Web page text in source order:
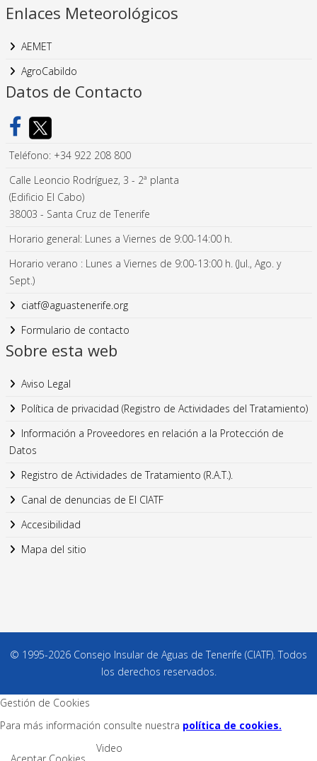
Enlaces Meteorológicos
AEMET
AgroCabildo
Datos de Contacto
Teléfono: +34 922 208 800
Calle Leoncio Rodríguez, 3 - 2ª planta
(Edificio El Cabo)
38003 - Santa Cruz de Tenerife
Horario general: Lunes a Viernes de 9:00-14:00 h.
Horario verano : Lunes a Viernes de 9:00-13:00 h. (Jul., Ago. y
Sept.)
ciatf@aguastenerife.org
Formulario de contacto
Sobre esta web
Aviso Legal
Política de privacidad (Registro de Actividades del Tratamiento)
Información a Proveedores en relación a la Protección de
Datos
Registro de Actividades de Tratamiento (R.A.T.).
Canal de denuncias de El CIATF
Accesibilidad
Mapa del sitio
© 1995-2026 Consejo Insular de Aguas de Tenerife (CIATF). Todos
los derechos reservados.
Gestión de Cookies
Para más información consulte nuestra política de cookies.
Video